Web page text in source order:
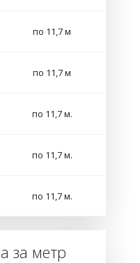
по 11,7 м
по 11,7 м
по 11,7 м.
по 11,7 м.
по 11,7 м.
за метр